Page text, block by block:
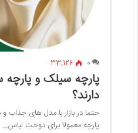
0
33,126
پارچه سیلک و
دارند؟
حتما در بازار با مدل های جذاب
پارچه معمولا برای دوخت لباس…